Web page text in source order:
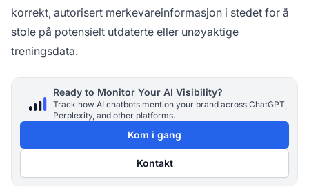
korrekt, autorisert merkevareinformasjon i stedet for å
stole på potensielt utdaterte eller unøyaktige
treningsdata.
Ready to Monitor Your AI Visibility?
Track how AI chatbots mention your brand across ChatGPT,
Perplexity, and other platforms.
Kom i gang
Kontakt